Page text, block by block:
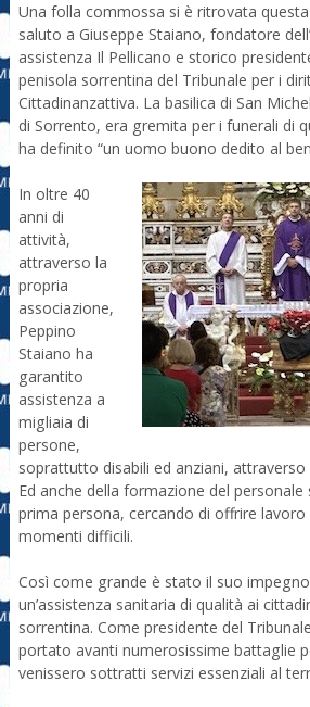
Una folla commossa si è ritrovata
saluto a Giuseppe Staiano, fondatore
assistenza Il Pellicano e storico
penisola sorrentina del Tribunale per i
Cittadinanzattiva. La basilica di San
di Sorrento, era gremita per i funerali di
ha definito “un uomo buono dedito al
In oltre 40
anni di
attività,
attraverso la
propria
associazione,
Peppino
Staiano ha
garantito
assistenza a
migliaia di
persone,
soprattutto disabili ed anziani,
Ed anche della formazione del personale
prima persona, cercando di offrire
momenti difficili.
Così come grande è stato il suo
un’assistenza sanitaria di qualità ai
sorrentina. Come presidente del
portato avanti numerosissime battaglie
venissero sottratti servizi essenziali al